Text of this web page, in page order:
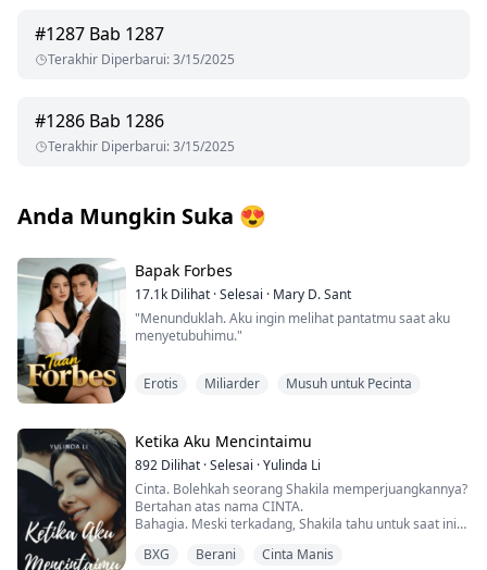
#1287 Bab 1287
Terakhir Diperbarui:3/15/2025
#1286 Bab 1286
Terakhir Diperbarui:3/15/2025
Anda Mungkin Suka 😍
Bapak Forbes
17.1k Dilihat ·Selesai · Mary D. Sant
"Menunduklah. Aku ingin melihat pantatmu saat aku
menyetubuhimu."
sekaligus kesal. Dia masih sama seperti dulu, brengsek
"Kenapa aku harus melakukan itu?" tanyaku,
merasakan kakiku mulai lemas.
"Maaf kalau aku membuatmu berpikir kamu punya
pilihan," katanya sebelum menarik rambutku dan
mendorong tubuhku, memaksaku menunduk dan
meletakkan tanganku di atas meja kerjanya.
Erotis Miliarder Musuh untuk Pecinta
Ketika Aku Mencintaimu
892 Dilihat ·Selesai ·Yulinda Li
Cinta. Bolehkah seorang Shakila memperjuangkannya?
Bertahan atas nama CINTA.
Bahagia. Meski terkadang, Shakila tahu untuk saat ini
BXG Berani Cinta Manis